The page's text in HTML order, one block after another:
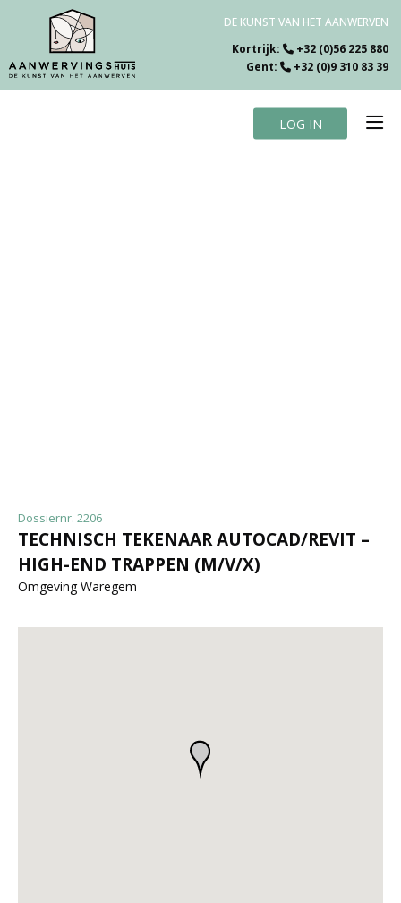
DE KUNST VAN HET AANWERVEN
Kortrijk:
+32 (0)56 225 880
Gent:
+32 (0)9 310 83 39
LOG IN
Dossiernr. 2206
TECHNISCH TEKENAAR AUTOCAD/REVIT –
HIGH-END TRAPPEN (M/V/X)
Omgeving Waregem